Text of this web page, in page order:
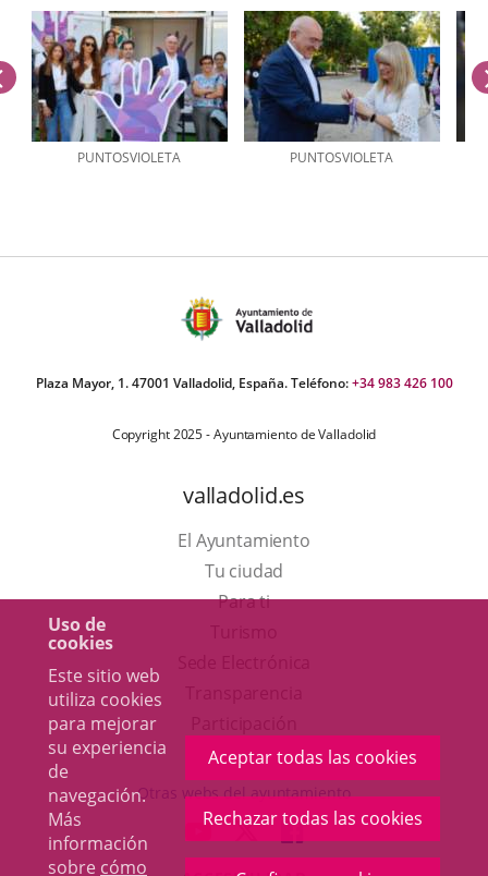
Uso de
cookies
Este sitio web
utiliza cookies
para mejorar
su experiencia
de
navegación.
Más
información
sobre cómo
Aceptar todas las cookies
Rechazar todas las cookies
PUNTOSVIOLETA PUNTOSVIOLETA
anterior
Plaza Mayor, 1. 47001 Valladolid, España. Teléfono:+34 983 426 100
Copyright 2025 - Ayuntamiento de Valladolid
valladolid.es
El Ayuntamiento
Tu ciudad
Para ti
en
una
ventana
nueva.
aplicación
externa.
Otras webs del ayuntamiento
ENLACE
A
ENLACE
A
ENLACE
A